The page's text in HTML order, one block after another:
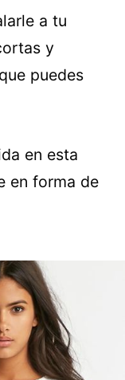
a tu
y
puedes
en esta
en forma de